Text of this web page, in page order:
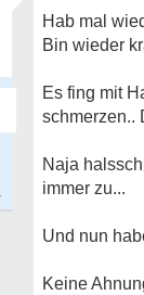
Hab mal
Bin wieder
Es fing mit
schmerzen..
Naja
immer zu...
Und nun
Keine